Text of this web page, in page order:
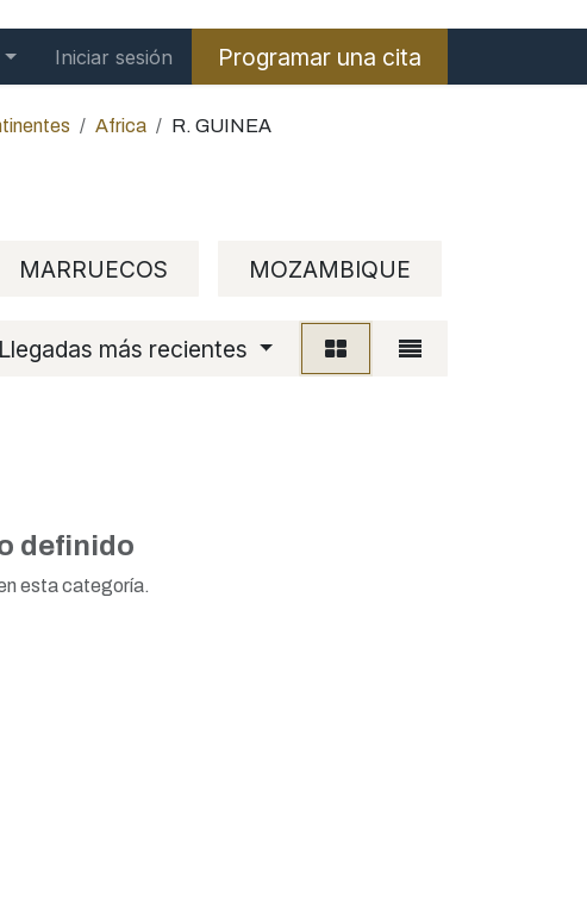
Iniciar sesión Programar una cita
Africa R. GUINEA
MARRUECOS MOZAMBIQUE
Llegadas más recientes
definido
esta categoría.